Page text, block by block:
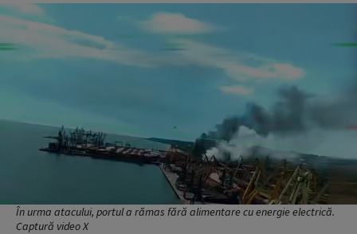
În urma atacului, portul a rămas fără alimentare cu energie electrică.
Captură video X